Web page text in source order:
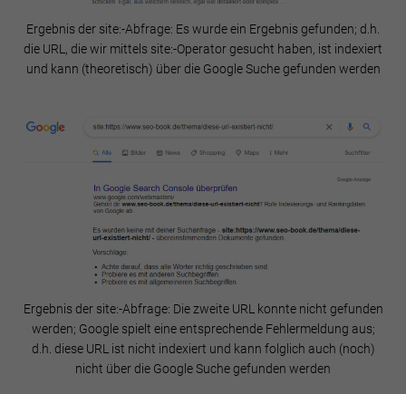
Ergebnis der site:-Abfrage: Es wurde ein Ergebnis gefunden; d.h.
die URL, die wir mittels site:-Operator gesucht haben, ist indexiert
und kann (theoretisch) über die Google Suche gefunden werden
Ergebnis der site:-Abfrage: Die zweite URL konnte nicht gefunden
werden; Google spielt eine entsprechende Fehlermeldung aus;
d.h. diese URL ist nicht indexiert und kann folglich auch (noch)
nicht über die Google Suche gefunden werden